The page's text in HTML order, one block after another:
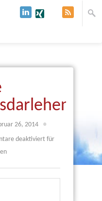
26, 2014 ●
deaktiviert für